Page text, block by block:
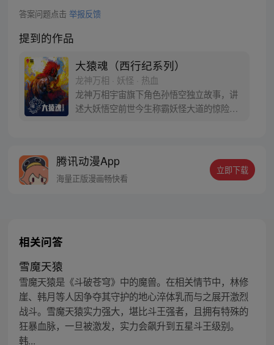
答案问题点击 举报反馈
提到的作品
大猿魂（西行纪系列）
龙神万相 · 妖怪 · 热血
龙神万相宇宙旗下角色孙悟空独立故事，讲
述大妖悟空前世今生称霸妖怪大道的惊险历
人…六十年后，他再次破石而出，背负着守
护族人的希望和信念打败了妖怪大道的霸
腾讯动漫App
海量正版漫画畅快看
立即下载
相关问答
雪魔天猿
雪魔天猿是《斗破苍穹》中的魔兽。在相关情节中，林修
崖、韩月等人因争夺其守护的地心淬体乳而与之展开激烈
战斗。雪魔天猿实力强大，堪比斗王强者，且拥有特殊的
狂暴血脉，一旦被激发，实力会飙升到五星斗王级别。
韩...